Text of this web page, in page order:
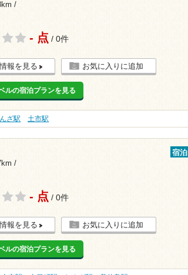
/
- 点 / 0件
報を見る お気に入りに追加
ルの宿泊プランを見る
ざ駅 土市駅
/
宿泊
- 点 / 0件
報を見る お気に入りに追加
ルの宿泊プランを見る